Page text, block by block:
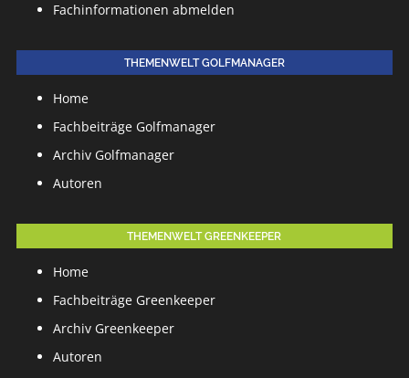
Fachinformationen abmelden
THEMENWELT GOLFMANAGER
Home
Fachbeiträge Golfmanager
Archiv Golfmanager
Autoren
THEMENWELT GREENKEEPER
Home
Fachbeiträge Greenkeeper
Archiv Greenkeeper
Autoren